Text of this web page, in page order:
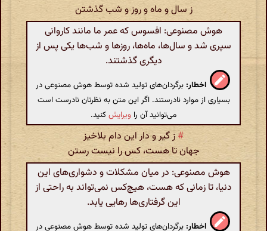
ز سال و ماه و روز و شب گذشتن
هوش مصنوعی: افسوس که عمر ما مانند کاروانی
سپری شد و سال‌ها، ماه‌ها، روزها و شب‌ها یکی پس از
دیگری گذشتند.
اخطار: برگردان‌های تولید شده توسط هوش مصنوعی در
بسیاری از موارد نادرستند. اگر این متن به نظرتان نادرست است
می‌توانید آن را ویرایشکنید.
# ز گیر و دار این دام بلاخیز
جهان تا هست، کس را نیست رستن
هوش مصنوعی: در میان مشکلات و دشواری‌های این
دنیا، تا زمانی که هست، هیچ‌کس نمی‌تواند به راحتی از
این گرفتاری‌ها رهایی یابد.
اخطار: برگردان‌های تولید شده توسط هوش مصنوعی در